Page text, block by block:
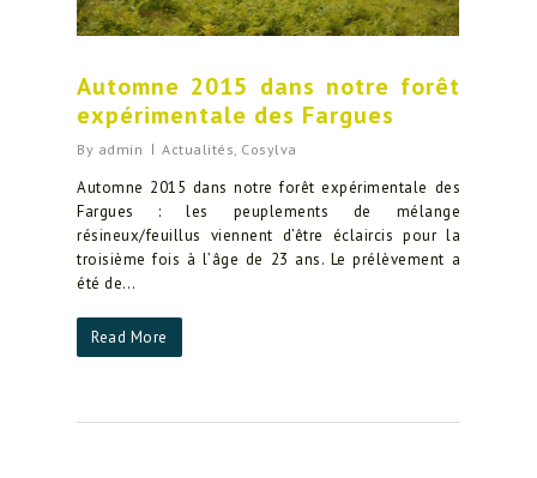
Automne 2015 dans notre forêt
expérimentale des Fargues
By admin Actualités Cosylva
Automne 2015 dans notre forêt expérimentale des
Fargues : les peuplements de mélange
résineux/feuillus viennent d’être éclaircis pour la
troisième fois à l’âge de 23 ans. Le prélèvement a
été de…
Read More